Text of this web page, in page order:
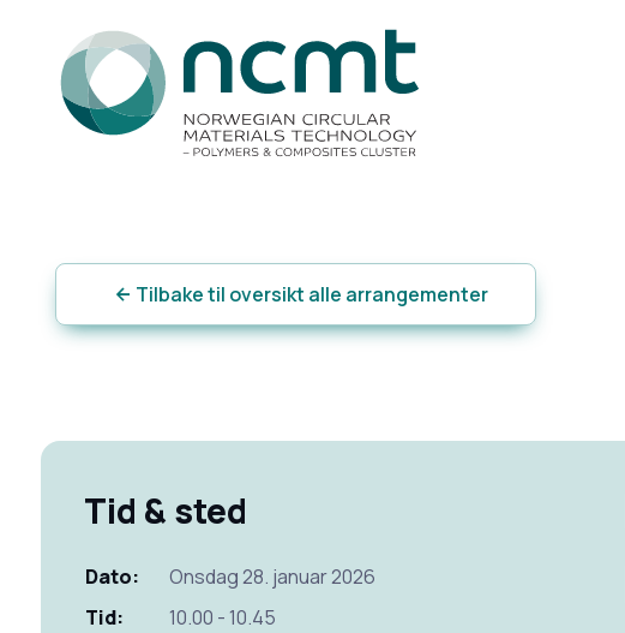
Tilbake til oversikt alle arrangementer
Tid & sted
Dato:
Onsdag 28. januar 2026
Tid:
10.00 - 10.45